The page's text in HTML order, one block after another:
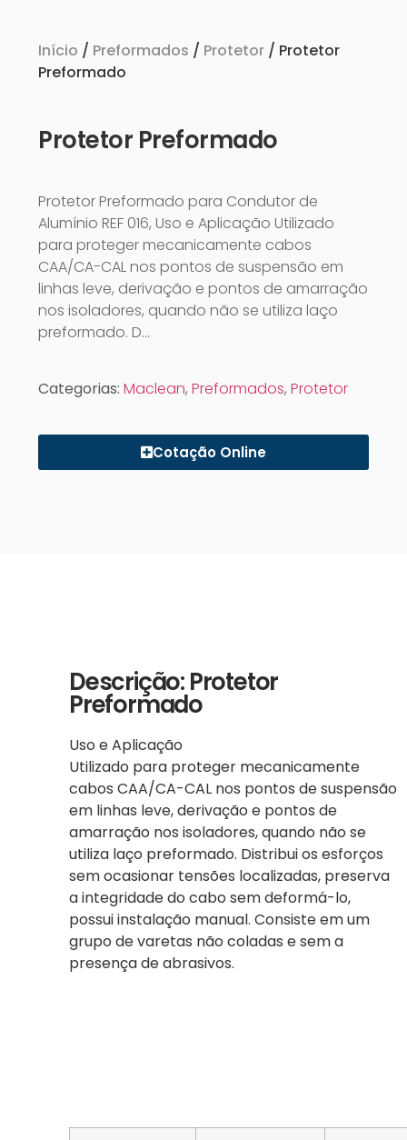
Início / Preformados / Protetor / Protetor
Preformado
Protetor Preformado
Protetor Preformado para Condutor de
Alumínio REF 016, Uso e Aplicação Utilizado
para proteger mecanicamente cabos
CAA/CA-CAL nos pontos de suspensão em
linhas leve, derivação e pontos de amarração
nos isoladores, quando não se utiliza laço
preformado. D…
Categorias: Maclean, Preformados, Protetor
Cotação Online
Descrição: Protetor
Preformado
Uso e Aplicação
Utilizado para proteger mecanicamente
cabos CAA/CA-CAL nos pontos de suspensão
em linhas leve, derivação e pontos de
amarração nos isoladores, quando não se
utiliza laço preformado. Distribui os esforços
sem ocasionar tensões localizadas, preserva
a integridade do cabo sem deformá-lo,
possui instalação manual. Consiste em um
grupo de varetas não coladas e sem a
presença de abrasivos.